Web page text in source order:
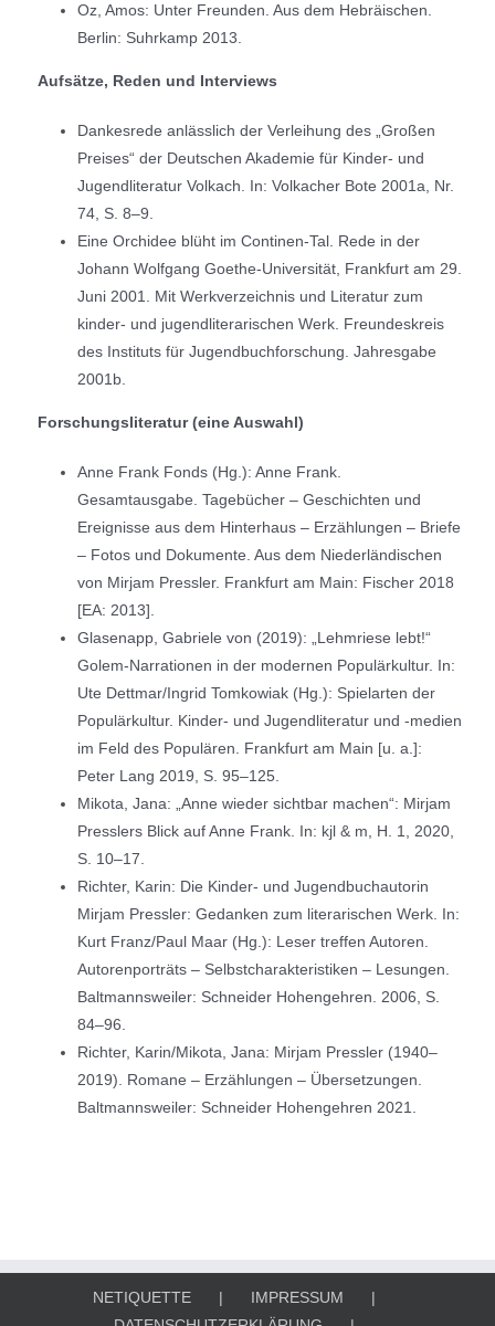
Oz, Amos: Unter Freunden. Aus dem Hebräischen.
Berlin: Suhrkamp 2013.
Aufsätze, Reden und Interviews
Dankesrede anlässlich der Verleihung des „Großen
Preises“ der Deutschen Akademie für Kinder- und
Jugendliteratur Volkach. In: Volkacher Bote 2001a, Nr.
74, S. 8–9.
Eine Orchidee blüht im Continen-Tal. Rede in der
Johann Wolfgang Goethe-Universität, Frankfurt am 29.
Juni 2001. Mit Werkverzeichnis und Literatur zum
kinder- und jugendliterarischen Werk. Freundeskreis
des Instituts für Jugendbuchforschung. Jahresgabe
2001b.
Forschungsliteratur (eine Auswahl)
Anne Frank Fonds (Hg.): Anne Frank.
Gesamtausgabe. Tagebücher – Geschichten und
Ereignisse aus dem Hinterhaus – Erzählungen – Briefe
– Fotos und Dokumente. Aus dem Niederländischen
von Mirjam Pressler. Frankfurt am Main: Fischer 2018
[EA: 2013].
Glasenapp, Gabriele von (2019): „Lehmriese lebt!“
Golem-Narrationen in der modernen Populärkultur. In:
Ute Dettmar/Ingrid Tomkowiak (Hg.): Spielarten der
Populärkultur. Kinder- und Jugendliteratur und -medien
im Feld des Populären. Frankfurt am Main [u. a.]:
Peter Lang 2019, S. 95–125.
Mikota, Jana: „Anne wieder sichtbar machen“: Mirjam
Presslers Blick auf Anne Frank. In: kjl & m, H. 1, 2020,
S. 10–17.
Richter, Karin: Die Kinder- und Jugendbuchautorin
Mirjam Pressler: Gedanken zum literarischen Werk. In:
Kurt Franz/Paul Maar (Hg.): Leser treffen Autoren.
Autorenporträts – Selbstcharakteristiken – Lesungen.
Baltmannsweiler: Schneider Hohengehren. 2006, S.
84–96.
Richter, Karin/Mikota, Jana: Mirjam Pressler (1940–
2019). Romane – Erzählungen – Übersetzungen.
Baltmannsweiler: Schneider Hohengehren 2021.
NETIQUETTE
IMPRESSUM